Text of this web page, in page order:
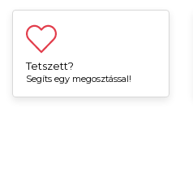
Tetszett?
Segíts egy megosztással!